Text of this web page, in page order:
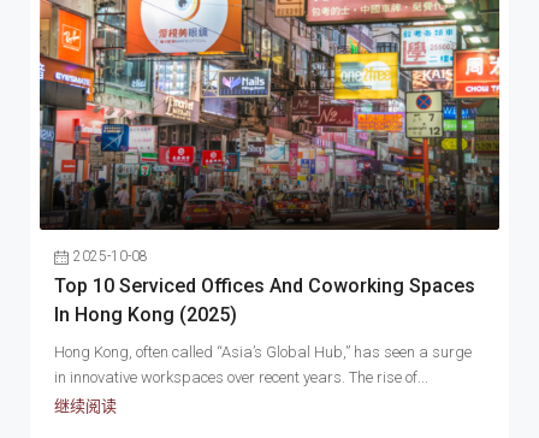
2025-10-08
Top 10 Serviced Offices And Coworking Spaces
In Hong Kong (2025)
Hong Kong, often called “Asia’s Global Hub,” has seen a surge
in innovative workspaces over recent years. The rise of...
继续阅读